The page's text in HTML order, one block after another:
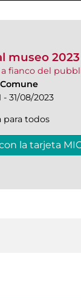
museo 2023
fianco del
- 31/08/2023
para todos
la tarjeta